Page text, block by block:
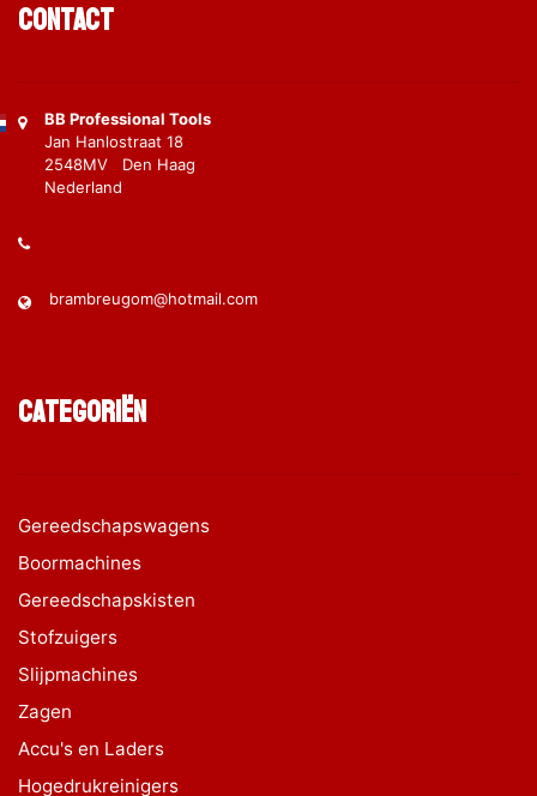
Contact
BB Professional Tools
Jan Hanlostraat 18
2548MV Den Haag
Nederland
brambreugom@hotmail.com
Categoriën
Gereedschapswagens
Boormachines
Gereedschapskisten
Stofzuigers
Slijpmachines
Zagen
Accu's en Laders
Hogedrukreinigers